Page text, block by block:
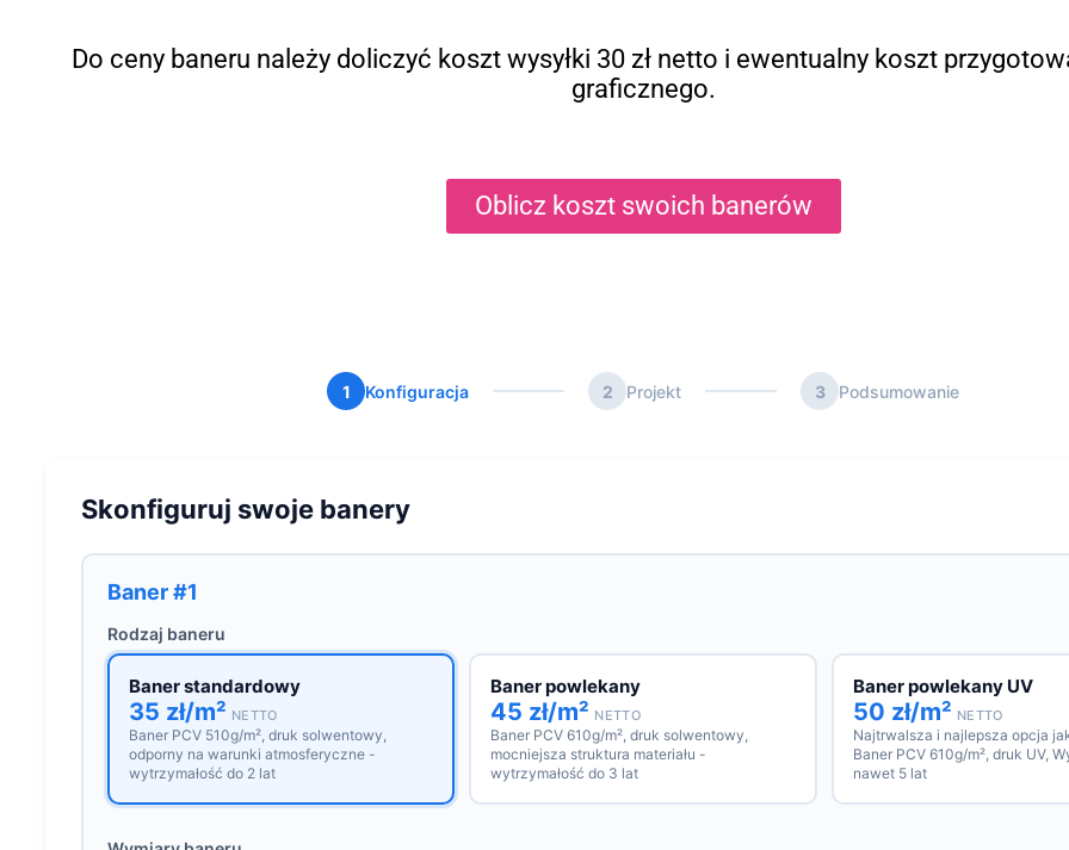
Do ceny baneru należy doliczyć koszt wysyłki 30 zł netto i ewentualny koszt
graficznego.
Oblicz koszt swoich banerów
1 Konfiguracja 2 Projekt 3 Podsumowanie
Skonfiguruj swoje banery
Baner #1
Rodzaj baneru
Baner standardowy
35 zł/m² NETTO
Baner PCV 510g/m², druk solwentowy,
odporny na warunki atmosferyczne -
wytrzymałość do 2 lat
Baner powlekany
45 zł/m² NETTO
Baner PCV 610g/m², druk solwentowy,
mocniejsza struktura materiału -
wytrzymałość do 3 lat
Baner powlekany UV
50 zł/m² NETTO
Najtrwalsza i najlepsza opcja
Baner PCV 610g/m², druk UV,
nawet 5 lat